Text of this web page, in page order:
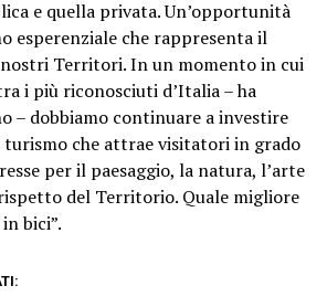
e quella privata. Un’opportunità
esperenziale che rappresenta il
Territori. In un momento in cui
i più riconosciuti d’Italia – ha
– dobbiamo continuare a investire
turismo che attrae visitatori in grado
per il paesaggio, la natura, l’arte
del Territorio. Quale migliore
bici”.